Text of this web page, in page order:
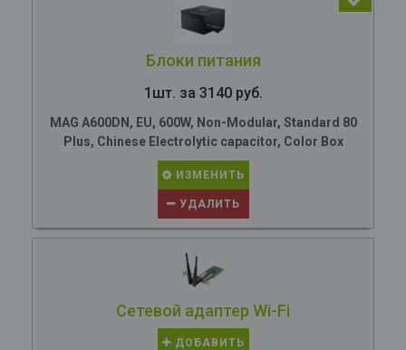
Блоки питания
1шт. за 3140 руб.
MAG A600DN, EU, 600W, Non-Modular, Standard 80
Plus, Chinese Electrolytic capacitor, Color Box
ИЗМЕНИТЬ
УДАЛИТЬ
Сетевой адаптер Wi-Fi
ДОБАВИТЬ